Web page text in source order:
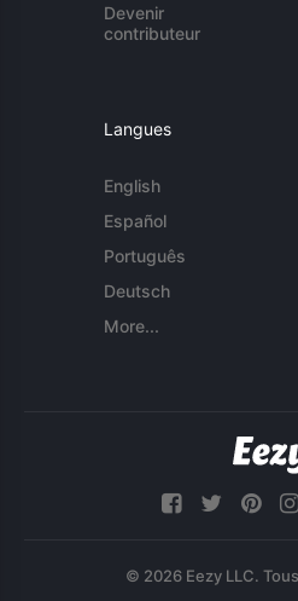
Devenir
contributeur
Langues
English
Español
Português
Deutsch
More...
© 2026 Eezy LLC.